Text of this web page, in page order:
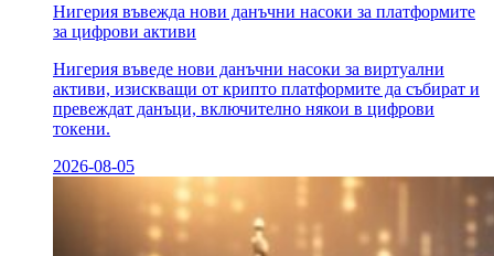
Нигерия въвежда нови данъчни насоки за платформите
за цифрови активи
Нигерия въведе нови данъчни насоки за виртуални
активи, изискващи от крипто платформите да събират и
превеждат данъци, включително някои в цифрови
токени.
2026-08-05